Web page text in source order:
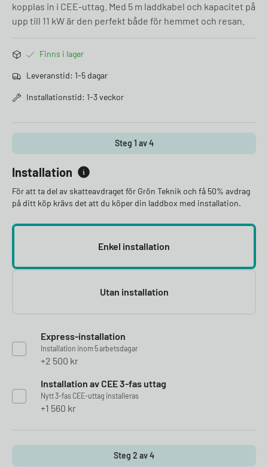
kopplas in i CEE-uttag. Med 5 m laddkabel och kapacitet på
upp till 11 kW är den perfekt både för hemmet och resan.
Finns i lager
Leveranstid: 1-5 dagar
Installationstid: 1-3 veckor
Steg 1 av 4
Installation
Enkel installation
Utan installation
För att ta del av skatteavdraget för Grön Teknik och få 50% avdrag
på ditt köp krävs det att du köper din laddbox med installation.
Express-installation
Installation inom 5 arbetsdagar
2 500 kr
Installation av CEE 3-fas uttag
Nytt 3-fas CEE-uttag installeras
1 560 kr
Steg 2 av 4